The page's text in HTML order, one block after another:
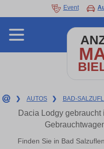
Event
❯ AUTOS ❯ BAD-
Dacia Lodgy
Finden Sie in Bad